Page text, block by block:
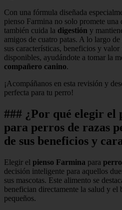
Con una fórmula diseñada
pienso Farmina no solo promete
también cuida la digestión y
amigos de cuatro patas. A lo largo
sus características, beneficios y valor
disponibles, ayudándote a tomar la
compañero canino.
¡Acompáñanos en esta revisión y
perfecta para tu perro!
### ¿Por qué elegir el
para perros de razas
de sus beneficios y
Elegir el pienso Farmina para
decisión inteligente para aquellos
sus mascotas. Este alimento se
benefician directamente la salud y el
pequeños.